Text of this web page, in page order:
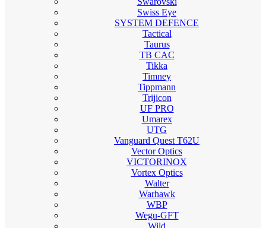
Swiss Eye
SYSTEM DEFENCE
Tactical
Taurus
TB CAC
Tikka
Timney
Tippmann
Trijicon
UF PRO
Umarex
UTG
Vanguard Quest T62U
Vector Optics
VICTORINOX
Vortex Optics
Walter
Warhawk
WBP
Wegu-GFT
Wild